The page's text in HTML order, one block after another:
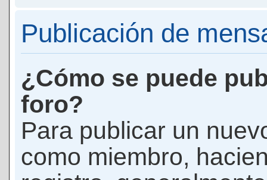
Publicación de
¿Cómo se puede
foro?
Para publicar un
como miembro,